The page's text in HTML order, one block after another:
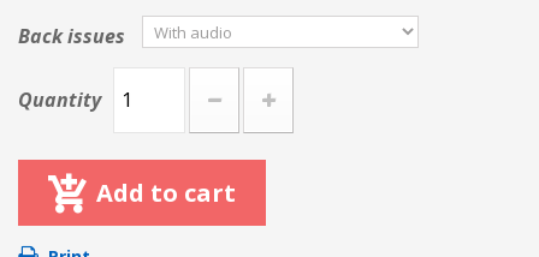
Back issues
Quantity
Add to cart